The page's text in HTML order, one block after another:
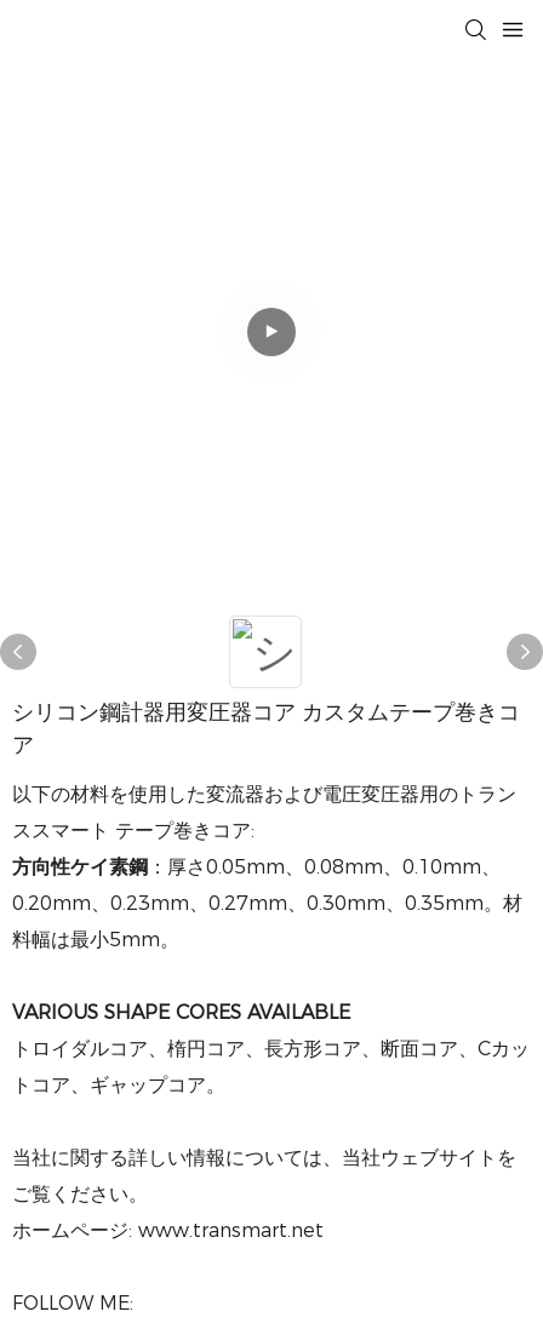
シリコン鋼計器用変圧器コア カスタムテープ巻きコ
ア
以下の材料を使用した変流器および電圧変圧器用のトラン
ススマート テープ巻きコア​​:
方向性ケイ素鋼 ：厚さ0.05mm、0.08mm、0.10mm、
0.20mm、0.23mm、0.27mm、0.30mm、0.35mm。材
料幅は最小5mm。
VARIOUS SHAPE CORES AVAILABLE
トロイダルコア、楕円コア、長方形コア、断面コア、Cカッ
トコア、ギャップコア。
当社に関する詳しい情報については、当社ウェブサイトを
ご覧ください。
ホームページ: www.transmart.net
FOLLOW ME: